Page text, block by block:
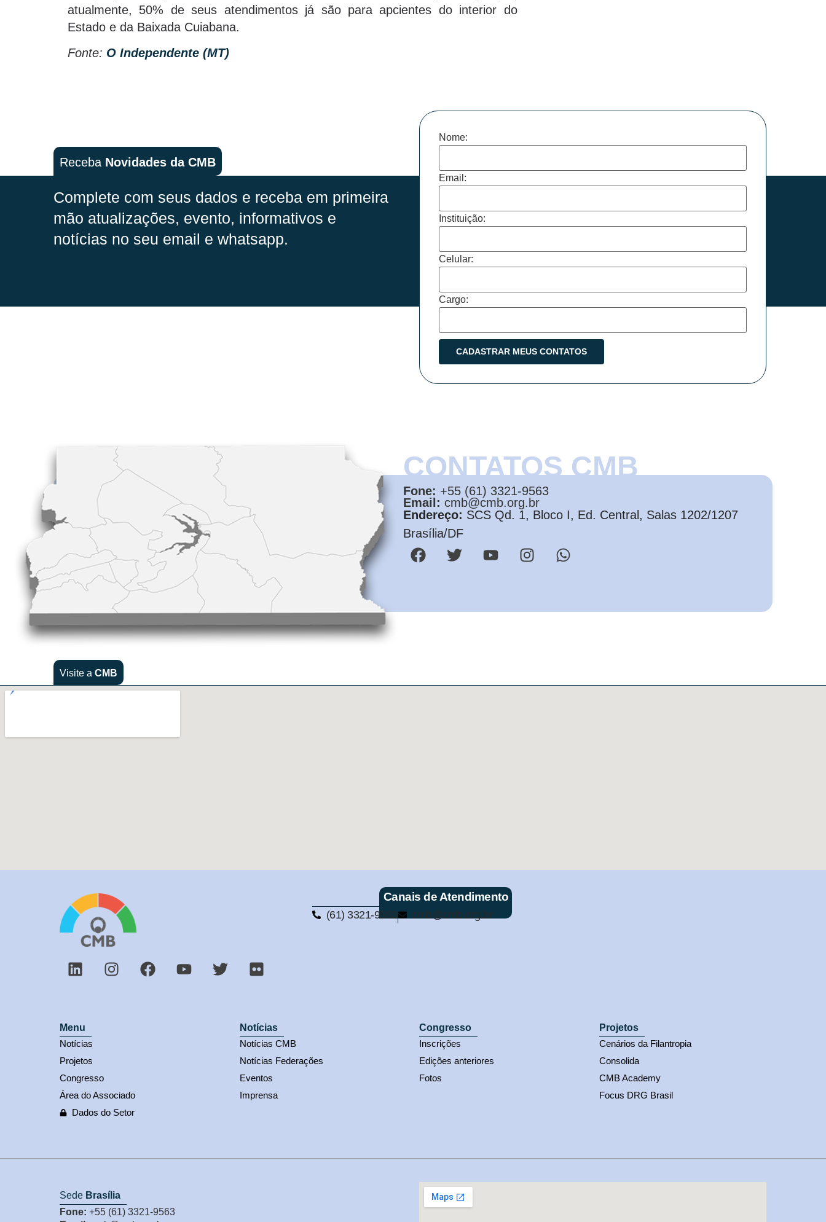
atualmente, 50% de seus atendimentos já são para apcientes do interior do
Estado e da Baixada Cuiabana.
Fonte: O Independente (MT)
Receba Novidades da CMB
Complete com seus dados e receba em primeira
mão atualizações, evento, informativos e
notícias no seu email e whatsapp.
Nome:
Email:
Instituição:
Celular:
Cargo:
CONTATOS CMB
Fone: +55 (61) 3321-9563
Email: cmb@cmb.org.br
Endereço: SCS Qd. 1, Bloco I, Ed. Central, Salas 1202/1207
Brasília/DF
Visite a CMB
Canais de Atendimento
(61) 3321-9563 cmb@cmb.org.br
Menu
Notícias
Projetos
Congresso
Área do Associado
Dados do Setor
Notícias
Notícias CMB
Notícias Federações
Eventos
Imprensa
Congresso
Inscrições
Edições anteriores
Fotos
Projetos
Cenários da Filantropia
Consolida
CMB Academy
Focus DRG Brasil
Sede Brasília
Fone: +55 (61) 3321-9563